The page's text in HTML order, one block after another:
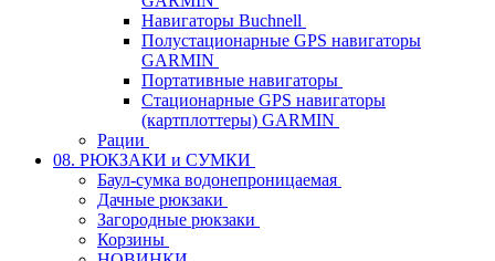
Навигаторы Buchnell
Полустационарные GPS навигаторы
GARMIN
Портативные навигаторы
Стационарные GPS навигаторы
(картплоттеры) GARMIN
Рации
08. РЮКЗАКИ и СУМКИ
Баул-сумка водонепроницаемая
Дачные рюкзаки
Загородные рюкзаки
Корзины